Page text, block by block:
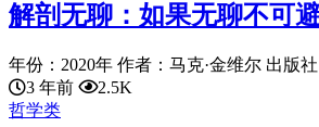
解剖无聊：如果无聊不可
年份：2020年 作者：马克·金维尔 出版
3 年前
2.5K
哲学类